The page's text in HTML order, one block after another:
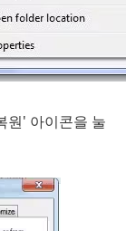
원' 아이콘을 눌